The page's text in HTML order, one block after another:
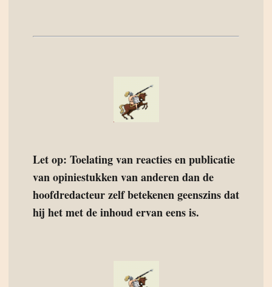
Let op: Toelating van reacties en publicatie
van opiniestukken van anderen dan de
hoofdredacteur zelf betekenen geenszins dat
hij het met de inhoud ervan eens is.